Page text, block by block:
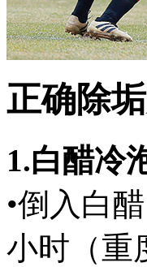
正确除
1.白醋冷
•倒入白
小时（重